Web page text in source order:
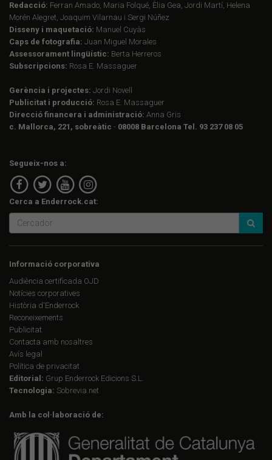
Redacció: Ferran Amado, Maria Folqué, Èlia Gea, Jordi Martí, Helena
Morén Alegret, Joaquim Vilarnau i Sergi Núñez
Disseny i maquetació: Manuel Cuyàs
Caps de fotografia: Juan Miguel Morales
Assessorament lingüístic: Berta Herreros
Subscripcions: Rosa E. Massaguer
Gerència i projectes: Jordi Novell
Publicitat i producció: Rosa E. Massaguer
Direcció financera i administració: Anna Gris
c. Mallorca, 221, sobreàtic · 08008 Barcelona Tel. 93 237 08 05
Segueix-nos a:
Cerca a Enderrock.cat:
Informació corporativa
Audiència certificada OJD
Notícies corporatives
Història d'Enderrock
Reconeixements
Publicitat
Contacta amb nosaltres
Avís legal
Política de privacitat
Editorial: Grup Enderrock Edicions S.L.
Tecnologia: Sobrevia.net
Amb la col·laboració de: